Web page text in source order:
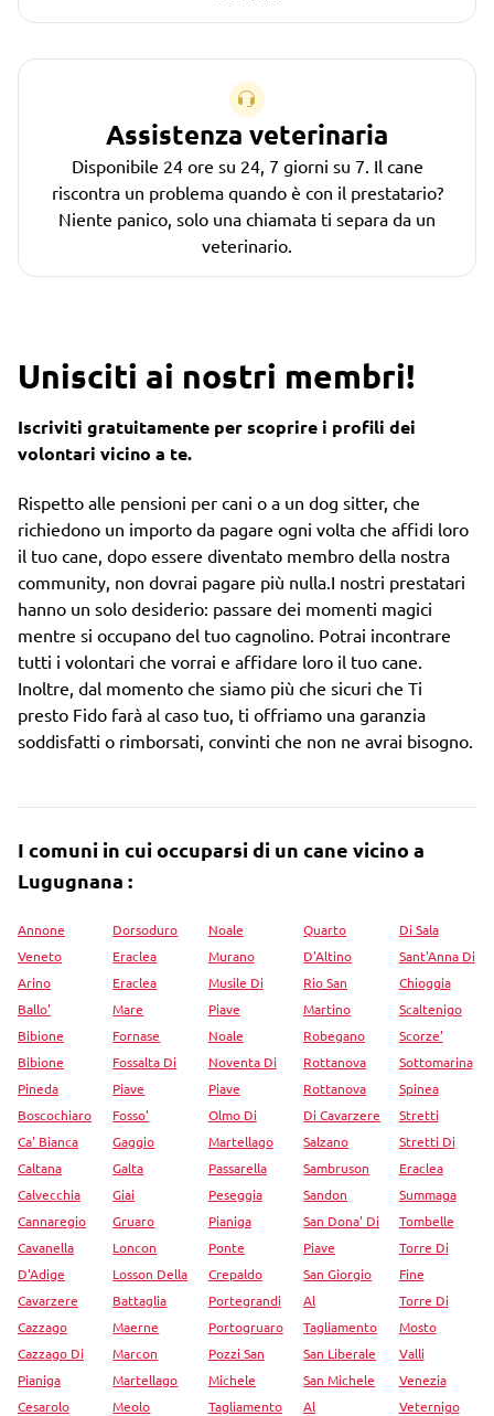
Assistenza veterinaria
Disponibile 24 ore su 24, 7 giorni su 7. Il cane
riscontra un problema quando è con il prestatario?
Niente panico, solo una chiamata ti separa da un
veterinario.
Unisciti ai nostri membri!
Iscriviti gratuitamente per scoprire i profili dei
volontari vicino a te.
Rispetto alle pensioni per cani o a un dog sitter, che
richiedono un importo da pagare ogni volta che affidi loro
il tuo cane, dopo essere diventato membro della nostra
community, non dovrai pagare più nulla.I nostri prestatari
hanno un solo desiderio: passare dei momenti magici
mentre si occupano del tuo cagnolino. Potrai incontrare
tutti i volontari che vorrai e affidare loro il tuo cane.
Inoltre, dal momento che siamo più che sicuri che Ti
presto Fido farà al caso tuo, ti offriamo una garanzia
soddisfatti o rimborsati, convinti che non ne avrai bisogno.
I comuni in cui occuparsi di un cane vicino a
Lugugnana :
Annone
Veneto
Arino
Ballo'
Bibione
Bibione
Pineda
Boscochiaro
Ca' Bianca
Caltana
Calvecchia
Cannaregio
Cavanella
D'Adige
Cavarzere
Cazzago
Cazzago Di
Pianiga
Cesarolo
Dorsoduro
Eraclea
Eraclea
Mare
Fornase
Fossalta Di
Piave
Fosso'
Gaggio
Galta
Giai
Gruaro
Loncon
Losson Della
Battaglia
Maerne
Marcon
Martellago
Meolo
Noale
Murano
Musile Di
Piave
Noale
Noventa Di
Piave
Olmo Di
Martellago
Passarella
Peseggia
Pianiga
Ponte
Crepaldo
Portegrandi
Portogruaro
Pozzi San
Michele
Tagliamento
Quarto
D'Altino
Rio San
Martino
Robegano
Rottanova
Rottanova
Di Cavarzere
Salzano
Sambruson
Sandon
San Dona' Di
Piave
San Giorgio
Al
Tagliamento
San Liberale
San Michele
Al
Di Sala
Sant'Anna Di
Chioggia
Scaltenigo
Scorze'
Sottomarina
Spinea
Stretti
Stretti Di
Eraclea
Summaga
Tombelle
Torre Di
Fine
Torre Di
Mosto
Valli
Venezia
Veternigo